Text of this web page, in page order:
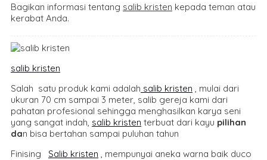
Bagikan informasi tentang salib kristen kepada teman atau
kerabat Anda.
salib kristen
Salah satu produk kami adalah salib kristen , mulai dari
ukuran 70 cm sampai 3 meter, salib gereja kami dari
pahatan profesional sehingga menghasilkan karya seni
yang sangat indah, salib kristen terbuat dari kayu pilihan
dan bisa bertahan sampai puluhan tahun
Finising Salib kristen , mempunyai aneka warna baik duco